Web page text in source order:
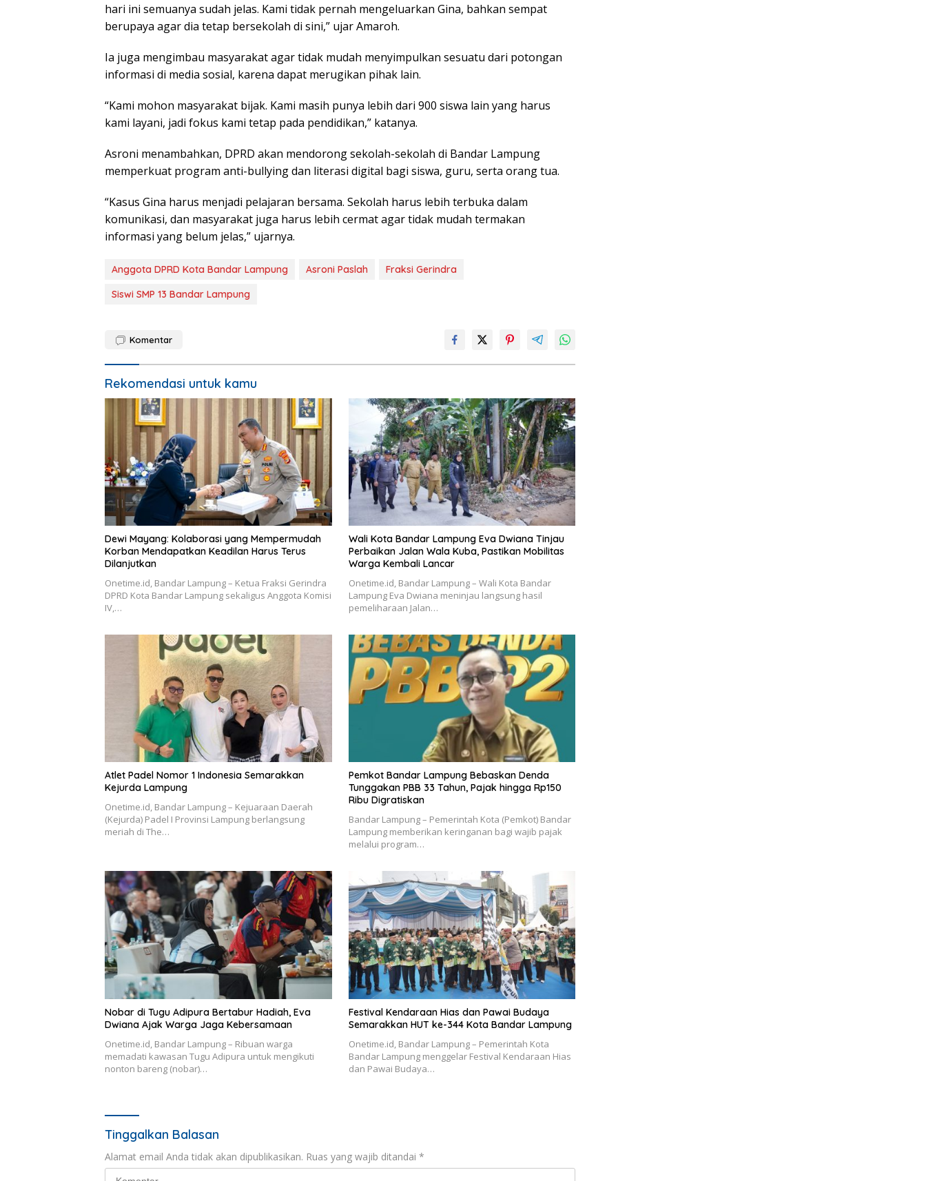
hari ini semuanya sudah jelas. Kami tidak pernah mengeluarkan Gina, bahkan sempat
berupaya agar dia tetap bersekolah di sini,” ujar Amaroh.
Ia juga mengimbau masyarakat agar tidak mudah menyimpulkan sesuatu dari potongan
informasi di media sosial, karena dapat merugikan pihak lain.
“Kami mohon masyarakat bijak. Kami masih punya lebih dari 900 siswa lain yang harus
kami layani, jadi fokus kami tetap pada pendidikan,” katanya.
Asroni menambahkan, DPRD akan mendorong sekolah-sekolah di Bandar Lampung
memperkuat program anti-bullying dan literasi digital bagi siswa, guru, serta orang tua.
“Kasus Gina harus menjadi pelajaran bersama. Sekolah harus lebih terbuka dalam
komunikasi, dan masyarakat juga harus lebih cermat agar tidak mudah termakan
informasi yang belum jelas,” ujarnya.
Anggota DPRD Kota Bandar Lampung Asroni Paslah
Fraksi Gerindra
Siswi SMP 13 Bandar Lampung
Komentar
Rekomendasi untuk kamu
Dewi Mayang: Kolaborasi yang Mempermudah
Korban Mendapatkan Keadilan Harus Terus
Dilanjutkan
Onetime.id, Bandar Lampung – Ketua Fraksi Gerindra
DPRD Kota Bandar Lampung sekaligus Anggota Komisi
IV,…
Wali Kota Bandar Lampung Eva Dwiana Tinjau
Perbaikan Jalan Wala Kuba, Pastikan Mobilitas
Warga Kembali Lancar
Onetime.id, Bandar Lampung – Wali Kota Bandar
Lampung Eva Dwiana meninjau langsung hasil
pemeliharaan Jalan…
Atlet Padel Nomor 1 Indonesia Semarakkan
Kejurda Lampung
Onetime.id, Bandar Lampung – Kejuaraan Daerah
(Kejurda) Padel I Provinsi Lampung berlangsung
meriah di The…
Pemkot Bandar Lampung Bebaskan Denda
Tunggakan PBB 33 Tahun, Pajak hingga Rp150
Ribu Digratiskan
Bandar Lampung – Pemerintah Kota (Pemkot) Bandar
Lampung memberikan keringanan bagi wajib pajak
melalui program…
Nobar di Tugu Adipura Bertabur Hadiah, Eva
Dwiana Ajak Warga Jaga Kebersamaan
Onetime.id, Bandar Lampung – Ribuan warga
memadati kawasan Tugu Adipura untuk mengikuti
nonton bareng (nobar)…
Festival Kendaraan Hias dan Pawai Budaya
Semarakkan HUT ke-344 Kota Bandar Lampung
Onetime.id, Bandar Lampung – Pemerintah Kota
Bandar Lampung menggelar Festival Kendaraan Hias
dan Pawai Budaya…
Tinggalkan Balasan
Alamat email Anda tidak akan dipublikasikan. Ruas yang wajib ditandai *